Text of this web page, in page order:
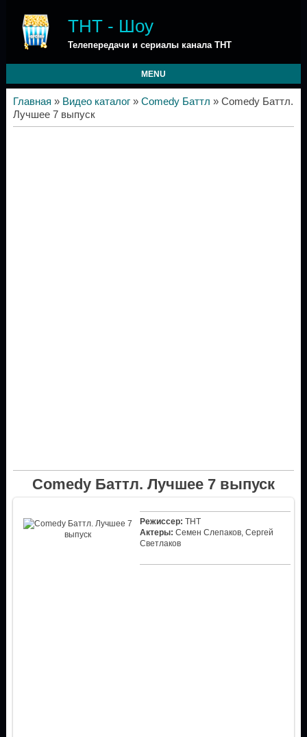
ТНТ - Шоу
Телепередачи и сериалы канала ТНТ
MENU
Главная » Видео каталог» Comedy Баттл » Comedy Баттл.
Лучшее 7 выпуск
Comedy Баттл. Лучшее 7 выпуск
Режиссер: ТНТ
Актеры: Семен Слепаков, Сергей
Светлаков